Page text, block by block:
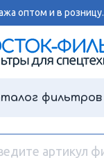
оптом и в розницу.
фильтров